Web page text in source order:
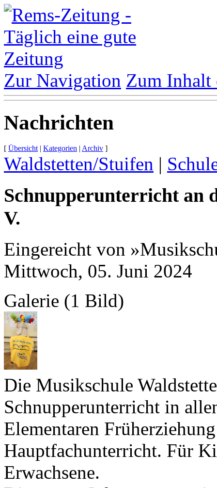
Zur Navigation Zum Inhalt
Nachrichten
[ Übersicht | Kategorien | Archiv ]
Waldstetten/Stuifen |
Schnupperunterricht an
V.
Eingereicht von
Mittwoch, 05. Juni 2024
Galerie (1 Bild)
Die Musikschule
Schnupperunterricht in
Elementaren
Hauptfachunterricht. Für
Erwachsene.